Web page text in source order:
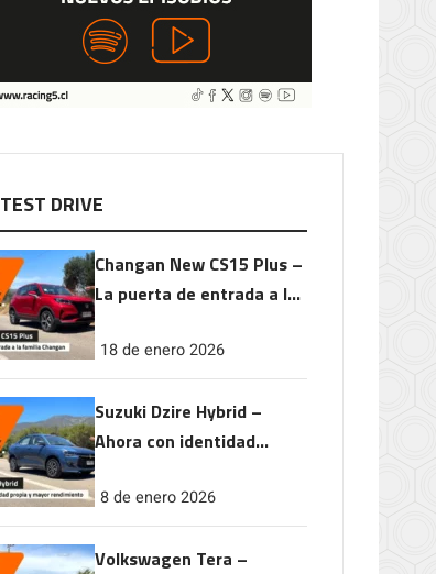
TEST DRIVE
Changan New CS15 Plus –
La puerta de entrada a la
18 de enero 2026
Suzuki Dzire Hybrid –
Ahora con identidad
rendimiento
8 de enero 2026
Volkswagen Tera –